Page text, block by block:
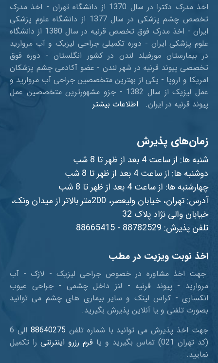
اخذ مدرک دکترا در سال 1370 از دانشگاه تهران - اخذ مدرک
تخصص چشم پزشکی در سال 1377 از دانشگاه علوم پزشکی
ایران - اخذ مدرک فوق تخصص قرنیه در سال 1380 از دانشگاه
علوم پزشکی ایران - دوره تکمیلی جراحی لیزیک و آب مروارید
در بیمارستان مورفیلد لندن در کشور انگلستان - دوره فوق
تخصصی پیوند قرنیه در شهر لندن - عضو آکادمی چشم پزشکان
امریکا و اروپا - یکی از بهترین متخصصین جراحی آب مروارید و
عمل لیزیک از سال 1382 - جزو مشهورترین متخصصین عمل
پیوند قرنیه در ایران. اطلاعات بیشتر
زمان‌های پذیرش
شنبه ها: از ساعت 4 بعد از ظهر تا 8 شب
دوشنبه ها: از ساعت 4 بعد از ظهر تا 8 شب
چهارشنبه ها: از ساعت 4 بعد از ظهر تا 8 شب
آدرس: تهران، خیابان ولیعصر، 200متر بالاتر از میدان ونک،
خیابان والی نژاد پلاک 32
تلفن پذیرش: 88782529 - 88665415
اخذ نوبت ویزیت در مطب
جهت اخذ مشاوره در خصوص جراحی لیزیک - لازک - آب
مروارید - پیوند قرنیه - لنز داخل چشمی - جراحی عیوب
انکساری - کراس لینک و سایر بیماری های چشم می توانید
بصورت تلفنی و یا آنلاین پذیرش بگیرید.
جهت اخذ پذیرش می توانید با شماره تلفن 88640275
الی 6
(کد تهران 021) تماس بگیرید و یا
فرم رزرو اینترنتی را تکمیل
نمایید.